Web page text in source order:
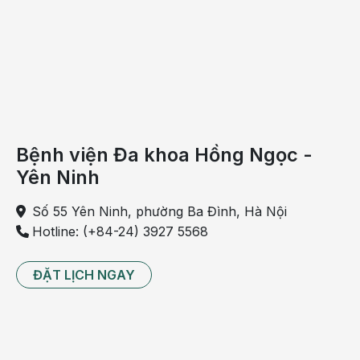
Uống nước lọc giúp bạn sở hữu một làn da khỏe
Bệnh viện Đa khoa Hồng Ngọc -
Yên Ninh
Số 55 Yên Ninh, phường Ba Đình, Hà Nội
Hotline: (+84-24) 3927 5568
ĐẶT LỊCH NGAY